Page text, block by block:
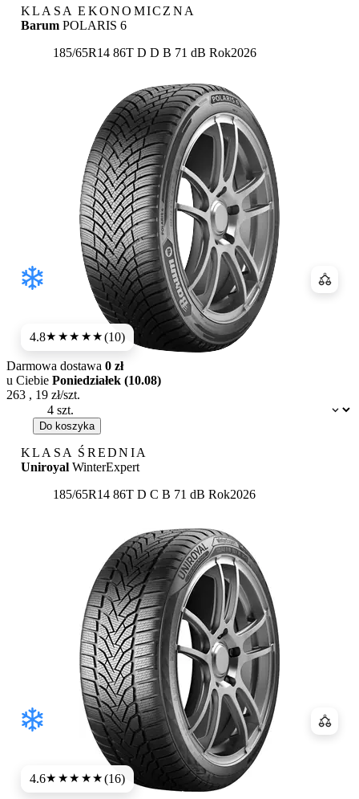
KLASA EKONOMICZNA
Barum POLARIS 6
185/65R14 86T Etykieta:
D D B 71 dB Rok2026
4.8★★★★★(10)
Dostępność:
Darmowa dostawa 0 zł
u Ciebie Poniedziałek (10.08)
263 , 19 zł/szt.
Do koszyka
KLASA ŚREDNIA
Uniroyal WinterExpert
185/65R14 86T Etykieta:
D C B 71 dB Rok2026
4.6★★★★★(16)